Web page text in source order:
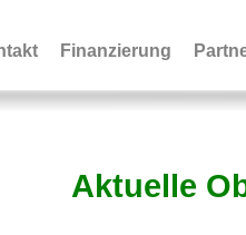
Finanzierung
Aktuelle